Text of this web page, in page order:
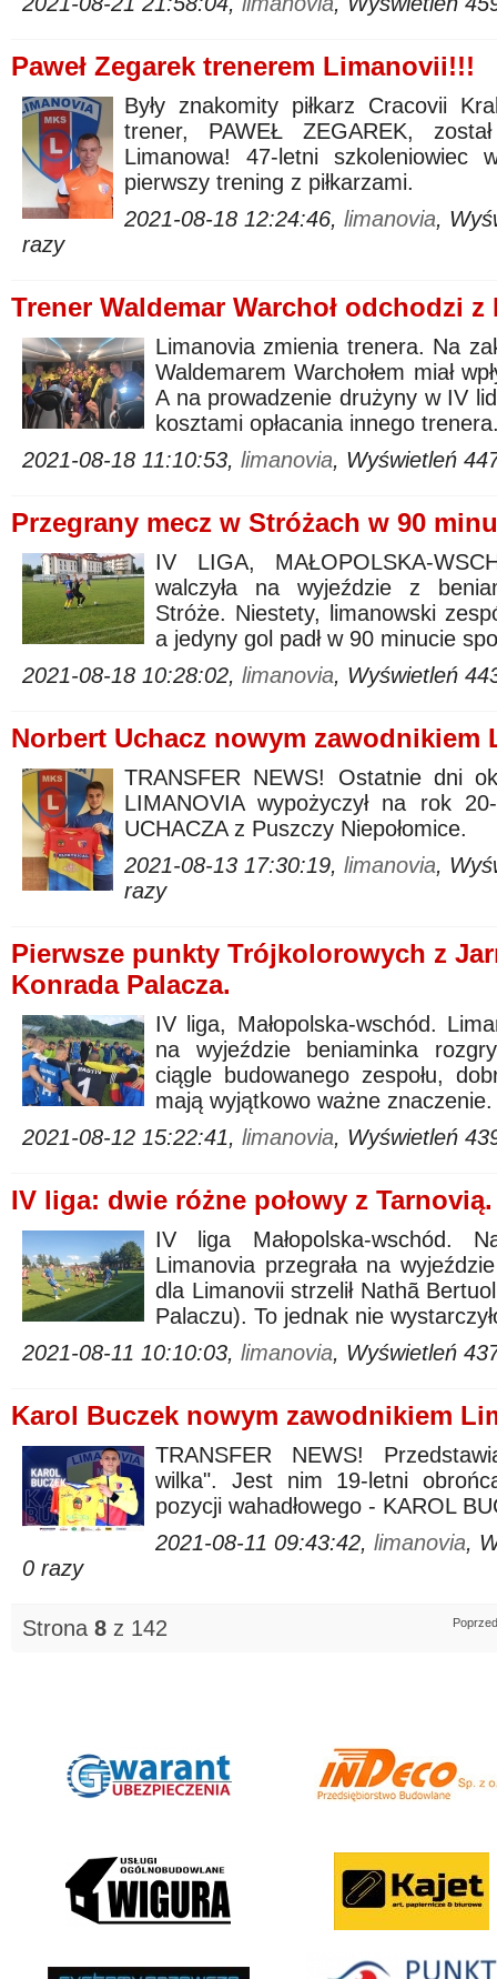
Paweł Zegarek trenerem Limanovii!!!
Były znakomity piłkarz Cracovii
trener, PAWEŁ ZEGAREK,
Limanowa! 47-letni szkoleniowiec
pierwszy trening z piłkarzami.
2021-08-18 12:24:46, limanovia,
razy
Trener Waldemar Warchoł odchodzi
Limanovia zmienia trenera. Na
Waldemarem Warchołem miał
A na prowadzenie drużyny w IV
kosztami opłacania innego
2021-08-18 11:10:53, limanovia, Wyświetleń
Przegrany mecz w Stróżach w 90
IV LIGA, MAŁOPOLSKA-
walczyła na wyjeździe z
Stróże. Niestety, limanowski
a jedyny gol padł w 90 minucie
2021-08-18 10:28:02, limanovia, Wyświetleń
Norbert Uchacz nowym zawodnikiem
TRANSFER NEWS! Ostatnie dni
LIMANOVIA wypożyczył na rok
UCHACZA z Puszczy Niepołomice.
2021-08-13 17:30:19, limanovia,
razy
Pierwsze punkty Trójkolorowych z
Konrada Palacza.
IV liga, Małopolska-wschód.
na wyjeździe beniaminka
ciągle budowanego zespołu,
mają wyjątkowo ważne znaczenie.
2021-08-12 15:22:41, limanovia, Wyświetleń
IV liga: dwie różne połowy z
IV liga Małopolska-wschód.
Limanovia przegrała na
dla Limanovii strzelił Nathã
Palaczu). To jednak nie
2021-08-11 10:10:03, limanovia, Wyświetleń
Karol Buczek nowym zawodnikiem
TRANSFER NEWS!
wilka". Jest nim 19-letni
pozycji wahadłowego - KAROL
2021-08-11 09:43:42, limanovia,
0 razy
Strona 8 z 142